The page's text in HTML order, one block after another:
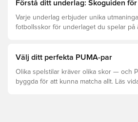
Förstå ditt underlag: Skoguiden
Varje underlag erbjuder unika
fotbollsskor för underlaget du spelar på
de olika underlagen.
Välj ditt perfekta PUMA-par
Olika spelstilar kräver olika skor — och
byggda för att kunna matcha allt. Läs